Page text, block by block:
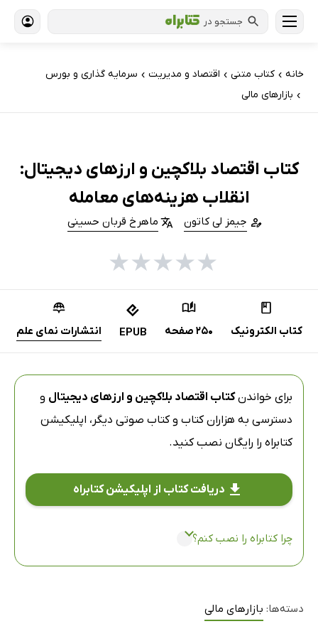
جستجو در
خانه › کتاب‌ متنی › اقتصاد و مدیریت › سرمایه گذاری و بورس
› بازارهای مالی
کتاب اقتصاد بلاکچین و ارزهای دیجیتال:
انقلاب هزینه‌های معامله
جیمز لی کاتون ماهرخ قربان حسینی
★
★
★
★
★
کتاب الکترونیک 250 صفحه EPUB انتشارات نمای علم
برای خواندنکتاب اقتصاد بلاکچین و ارزهای دیجیتال و
دسترسی به هزاران کتاب و کتاب صوتی دیگر، اپلیکیشن
کتابراه را رایگان نصب کنید.
دریافت کتاب از اپلیکیشن کتابراه
چرا کتابراه را نصب کنم؟
دسته‌ها: بازارهای مالی